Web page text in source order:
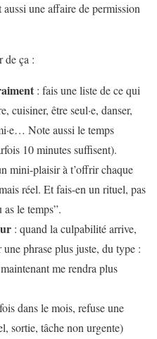
aussi une affaire de permission
de ça :
: fais une liste de ce qui
cuisiner, être seul·e, danser,
Note aussi le temps
10 minutes suffisent).
mini-plaisir à t’offrir chaque
réel. Et fais-en un rituel, pas
le temps”.
: quand la culpabilité arrive,
phrase plus juste, du type :
me rendra plus
dans le mois, refuse une
sortie, tâche non urgente)